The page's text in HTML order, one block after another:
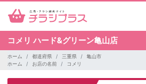
コメリハード&グリーン亀山店
ホーム 都道府県 三重県
亀山市
ホーム
お店の名前 コメリ